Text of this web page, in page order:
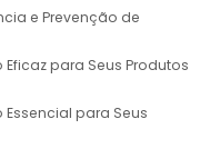
e Prevenção de
para Seus Produtos
para Seus